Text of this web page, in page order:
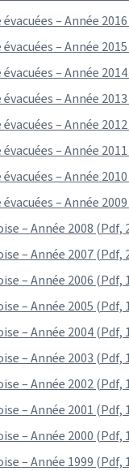
– Année
– Année
– Année
– Année
– Année
– Année
– Année
– Année
– Année 2008 (Pdf,
– Année 2007 (Pdf,
– Année 2006 (Pdf,
– Année 2005 (Pdf,
– Année 2004 (Pdf,
– Année 2003 (Pdf,
– Année 2002 (Pdf,
– Année 2001 (Pdf,
– Année 2000 (Pdf,
– Année 1999 (Pdf,